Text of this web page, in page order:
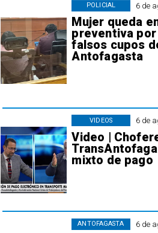
6 de
Mujer queda
preventiva
falsos cupos
Antofagasta
POLICIAL
6 de
Video |
mixto de pago
VIDEOS
6 de
ANTOFAGASTA